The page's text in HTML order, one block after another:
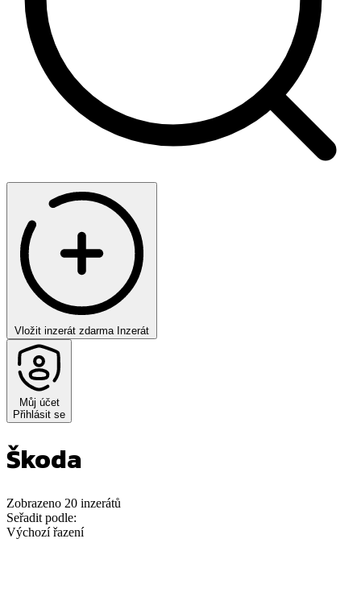
Vložit inzerát zdarma Inzerát
Můj účet
Přihlásit se
Škoda
Zobrazeno 20 inzerátů
Seřadit podle:
Výchozí řazení